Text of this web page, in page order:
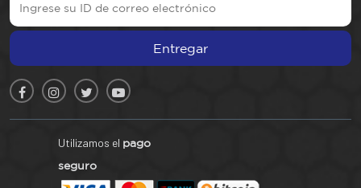
Entregar
Utilizamos el pago
seguro